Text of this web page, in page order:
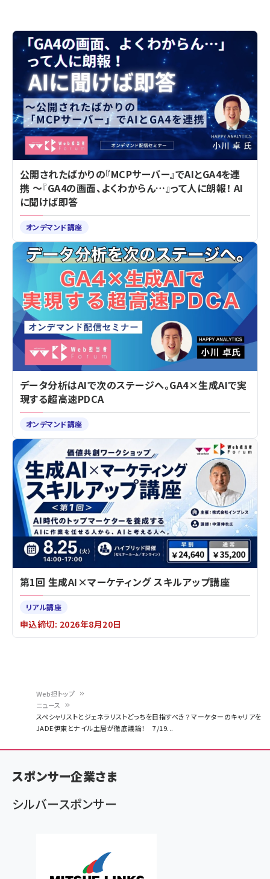
く
ず
Web担トップ
ニュース
スペシャリストとジェネラリストどっちを目指すべき？ マーケターのキャリアを
JADE伊東とナイル土居が徹底議論！ 7/19...
公開されたばかりの『MCPサーバー』でAIとGA4を連
携 ～『GA4の画面、よくわからん…』って人に朗報！ AI
に聞けば即答
オンデマンド講座
データ分析はAIで次のステージへ。GA4×生成AIで実
現する超高速PDCA
オンデマンド講座
第1回 生成AI×マーケティング スキルアップ講座
リアル講座
申込締切: 2026年8月20日
スポンサー企業さま
シルバースポンサー